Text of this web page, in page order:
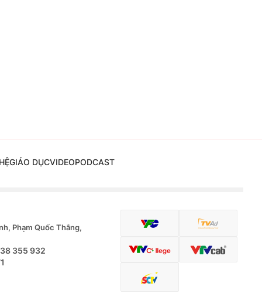
GIÁO DỤCVIDEOPODCAST
Phạm Quốc Thắng,
355 932